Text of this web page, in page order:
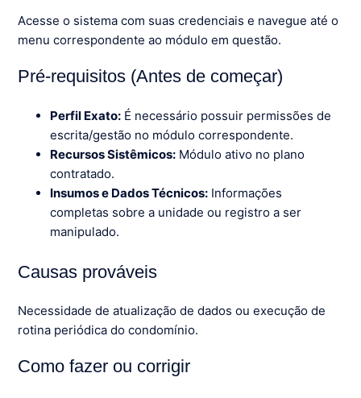
Acesse o sistema com suas credenciais e navegue até o
menu correspondente ao módulo em questão.
Pré-requisitos (Antes de começar)
Perfil Exato: É necessário possuir permissões de
escrita/gestão no módulo correspondente.
Recursos Sistêmicos: Módulo ativo no plano
contratado.
Insumos e Dados Técnicos: Informações
completas sobre a unidade ou registro a ser
manipulado.
Causas prováveis
Necessidade de atualização de dados ou execução de
rotina periódica do condomínio.
Como fazer ou corrigir